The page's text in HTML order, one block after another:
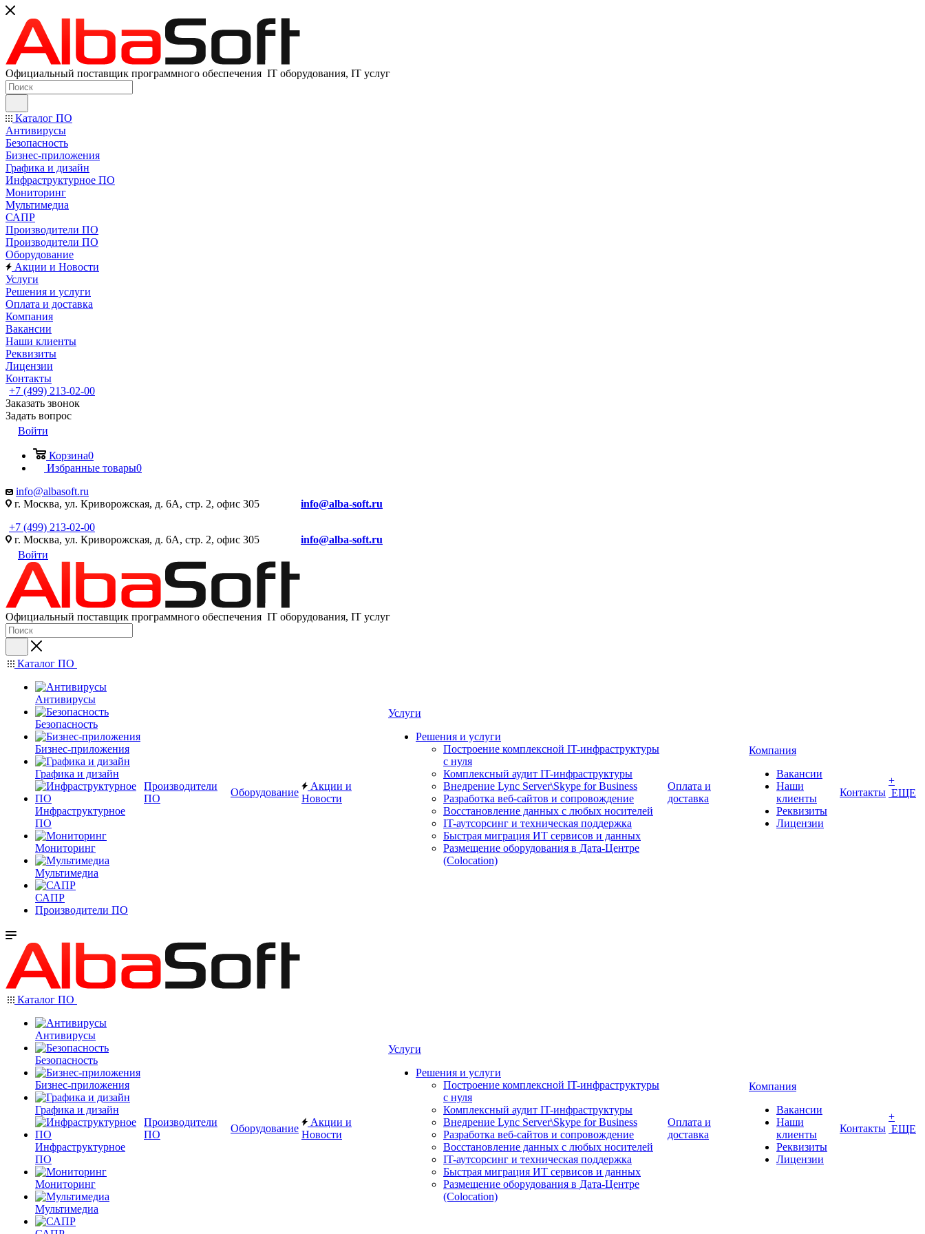
Официальный поставщик программного обеспечения IT оборудования, IT услуг
Каталог ПО
Антивирусы
Безопасность
Бизнес-приложения
Графика и дизайн
Инфраструктурное ПО
Мониторинг
Мультимедиа
САПР
Производители ПО
Производители ПО
Оборудование
Акции и Новости
Услуги
Решения и услуги
Оплата и доставка
Компания
Вакансии
Наши клиенты
Реквизиты
Лицензии
Контакты
+7 (499) 213-02-00
Заказать звонок
Задать вопрос
Войти
Корзина0
Избранные товары0
info@albasoft.ru
г. Москва, ул. Криворожская, д. 6А, стр. 2, офис 305 info@alba-soft.ru
+7 (499) 213-02-00
г. Москва, ул. Криворожская, д. 6А, стр. 2, офис 305 info@alba-soft.ru
Войти
Официальный поставщик программного обеспечения IT оборудования, IT услуг
Каталог ПО
Антивирусы
Безопасность
Бизнес-приложения
Графика и дизайн
Инфраструктурное
ПО
Мониторинг
Мультимедиа
САПР
Производители ПО
Производители
ПО
Оборудование
Акции и
Новости
Услуги
Решения и услуги
Построение комплексной IT-инфраструктуры
с нуля
Комплексный аудит IT-инфраструктуры
Внедрение Lync Server\Skype for Business
Разработка веб-сайтов и сопровождение
Восстановление данных с любых носителей
IT-аутсорсинг и техническая поддержка
Быстрая миграция ИТ сервисов и данных
Размещение оборудования в Дата-Центре
(Colocation)
Оплата и
доставка
Компания
Вакансии
Наши
клиенты
Реквизиты
Лицензии
Контакты
+
ЕЩЕ
Каталог ПО
Антивирусы
Безопасность
Бизнес-приложения
Графика и дизайн
Инфраструктурное
ПО
Мониторинг
Мультимедиа
Производители
ПО
Оборудование
Акции и
Новости
Услуги
Решения и услуги
Построение комплексной IT-инфраструктуры
с нуля
Комплексный аудит IT-инфраструктуры
Внедрение Lync Server\Skype for Business
Разработка веб-сайтов и сопровождение
Восстановление данных с любых носителей
IT-аутсорсинг и техническая поддержка
Быстрая миграция ИТ сервисов и данных
Размещение оборудования в Дата-Центре
(Colocation)
Оплата и
доставка
Компания
Вакансии
Наши
клиенты
Реквизиты
Лицензии
Контакты
+
ЕЩЕ